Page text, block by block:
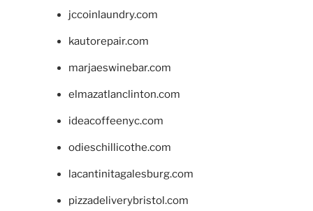
jccoinlaundry.com
kautorepair.com
marjaeswinebar.com
elmazatlanclinton.com
ideacoffeenyc.com
odieschillicothe.com
lacantinitagalesburg.com
pizzadeliverybristol.com